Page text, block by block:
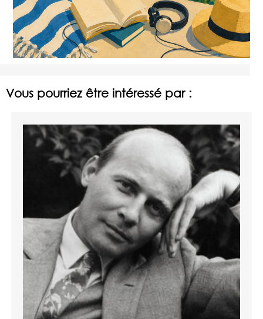
Vous pourriez être intéressé par :